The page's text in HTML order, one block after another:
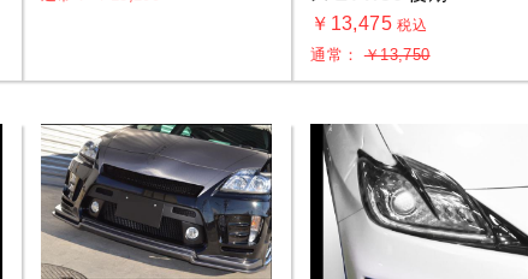
￥13,475税込
通常：￥13,750